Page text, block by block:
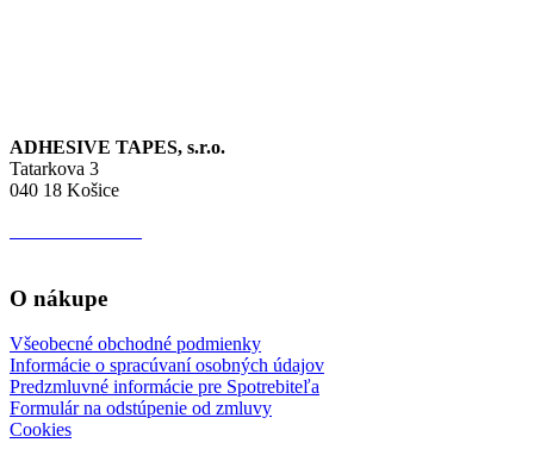
ADHESIVE TAPES, s.r.o.
Tatarkova 3
040 18 Košice
O nákupe
Všeobecné obchodné podmienky
Informácie o spracúvaní osobných údajov
Predzmluvné informácie pre Spotrebiteľa
Formulár na odstúpenie od zmluvy
Cookies